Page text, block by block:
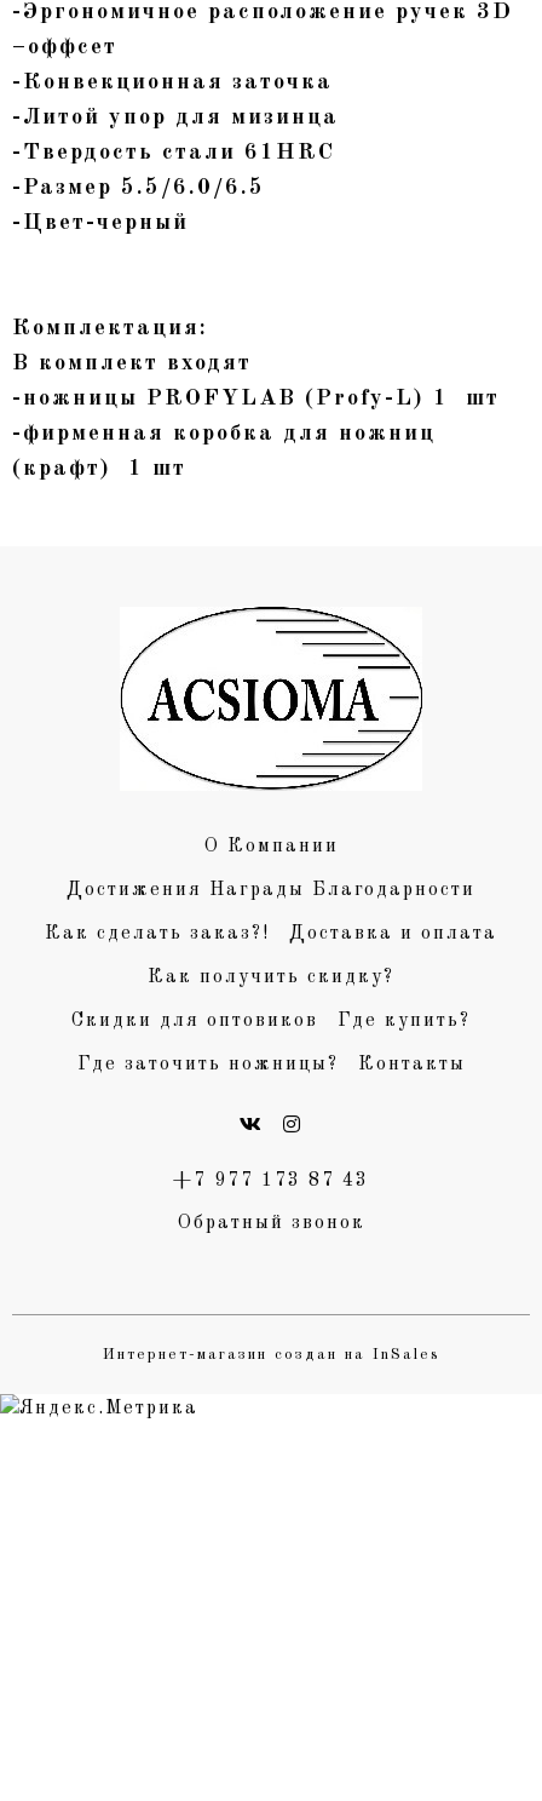
-Эргономичное расположение ручек 3D
–оффсет
-Конвекционная заточка
-Литой упор для мизинца
-Твердость стали 61HRC
-Размер 5.5/6.0/6.5
-Цвет-черный
Комплектация:
В комплект входят
-ножницы PROFYLAB (Profy-L) 1 шт
-фирменная коробка для ножниц
(крафт) 1 шт
О Компании
Достижения Награды Благодарности
Как сделать заказ?! Доставка и оплата
Как получить скидку?
Скидки для оптовиков Где купить?
Где заточить ножницы? Контакты
+7 977 173 87 43
Обратный звонок
Интернет-магазин создан на InSales